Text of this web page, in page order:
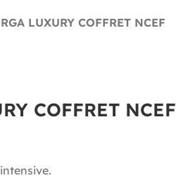
LUXURY COFFRET NCEF
COFFRET NCEF